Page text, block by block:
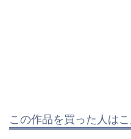
この作品を買った人は